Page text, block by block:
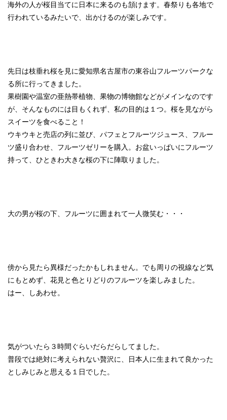
海外の人が桜目当てに日本に来るのも頷けます。春祭りも各地で
行われているみたいで、出かけるのが楽しみです。
先日は枝垂れ桜を見に愛知県名古屋市の東谷山フルーツパークな
る所に行ってきました。
果樹園や温室の亜熱帯植物、果物の博物館などがメインなのです
が、そんなものには目もくれず、私の目的は１つ。桜を見ながら
スイーツを食べること！
ウキウキと売店の列に並び、パフェとフルーツジュース、フルー
ツ盛り合わせ、フルーツゼリーを購入。お盆いっぱいにフルーツ
持って、ひときわ大きな桜の下に陣取りました。
大の男が桜の下、フルーツに囲まれて一人微笑む・・・
傍から見たら異様だったかもしれません。でも周りの視線など気
にもとめず、花見と色とりどりのフルーツを楽しみました。
はー、しあわせ。
気がついたら３時間ぐらいだらだらしてました。
普段では絶対に考えられない贅沢に、日本人に生まれて良かった
としみじみと思える１日でした。